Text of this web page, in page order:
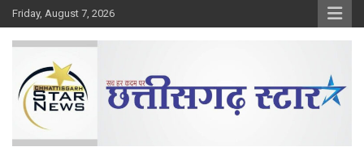
Skip
to
content
Friday, August 7, 2026